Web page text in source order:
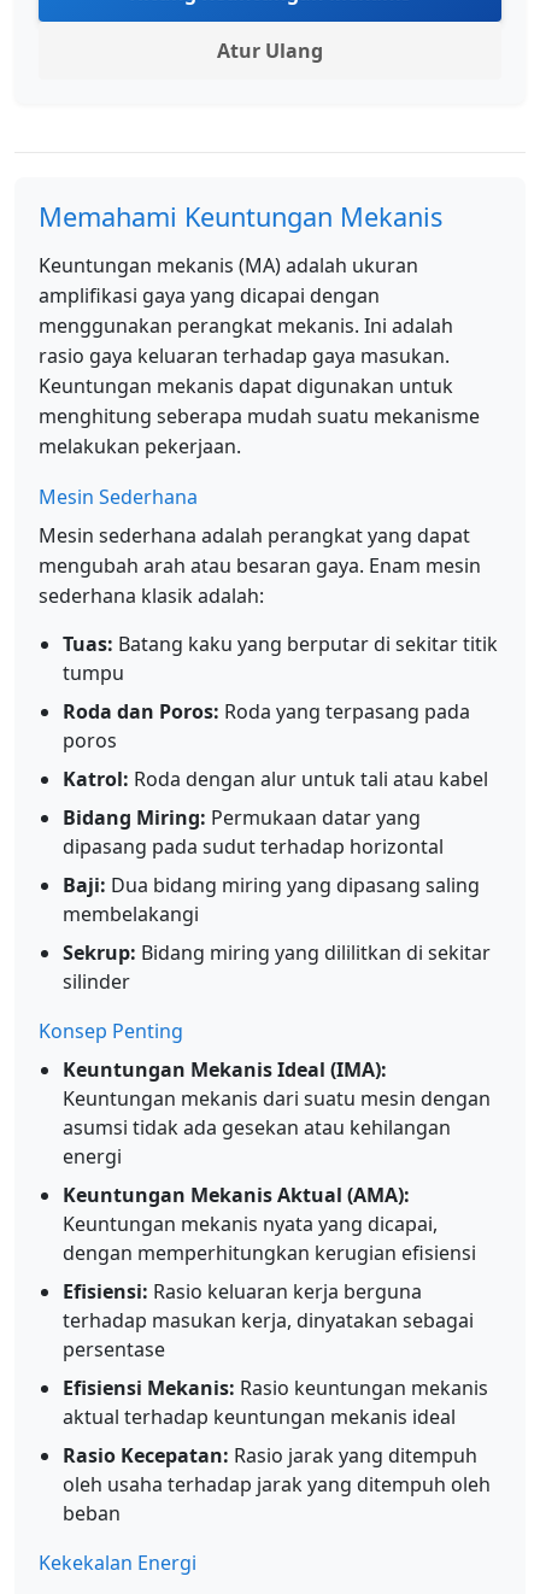
Atur Ulang
Memahami Keuntungan Mekanis
Keuntungan mekanis (MA) adalah ukuran
amplifikasi gaya yang dicapai dengan
menggunakan perangkat mekanis. Ini adalah
rasio gaya keluaran terhadap gaya masukan.
Keuntungan mekanis dapat digunakan untuk
menghitung seberapa mudah suatu mekanisme
melakukan pekerjaan.
Mesin Sederhana
Mesin sederhana adalah perangkat yang dapat
mengubah arah atau besaran gaya. Enam mesin
sederhana klasik adalah:
Tuas: Batang kaku yang berputar di sekitar titik
tumpu
Roda dan Poros: Roda yang terpasang pada
poros
Katrol: Roda dengan alur untuk tali atau kabel
Bidang Miring: Permukaan datar yang
dipasang pada sudut terhadap horizontal
Baji: Dua bidang miring yang dipasang saling
membelakangi
Sekrup: Bidang miring yang dililitkan di sekitar
silinder
Konsep Penting
Keuntungan Mekanis Ideal (IMA):
Keuntungan mekanis dari suatu mesin dengan
asumsi tidak ada gesekan atau kehilangan
energi
Keuntungan Mekanis Aktual (AMA):
Keuntungan mekanis nyata yang dicapai,
dengan memperhitungkan kerugian efisiensi
Efisiensi: Rasio keluaran kerja berguna
terhadap masukan kerja, dinyatakan sebagai
persentase
Efisiensi Mekanis: Rasio keuntungan mekanis
aktual terhadap keuntungan mekanis ideal
Rasio Kecepatan: Rasio jarak yang ditempuh
oleh usaha terhadap jarak yang ditempuh oleh
beban
Kekekalan Energi